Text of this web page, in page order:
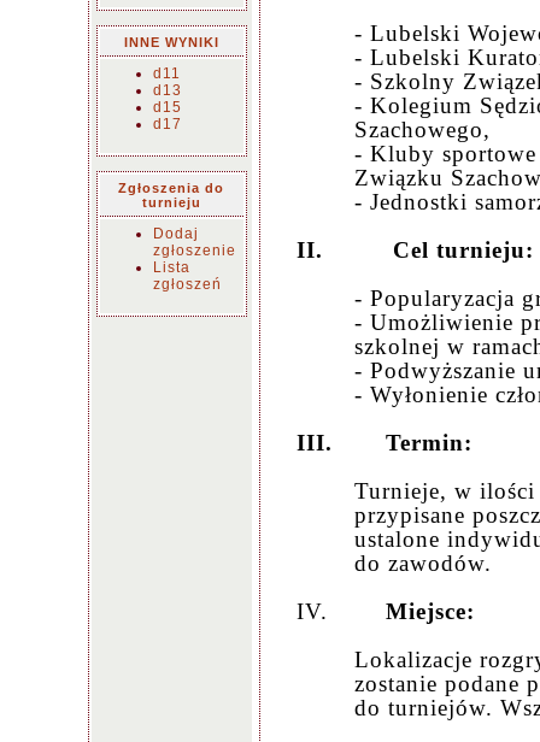
INNE WYNIKI
d11
d13
d15
d17
Zgłoszenia do
turnieju
Dodaj
zgłoszenie
Lista
zgłoszeń
- Lubelski
- Lubelski
- Szkolny
- Kolegium
Szachowego,
- Kluby sportowe
Związku
- Jednostki
II.
Cel turnieju:
- Popularyzacja
- Umożliwienie
szkolnej w
- Podwyższanie
- Wyłonienie
III.
Termin:
Turnieje, w ilości
przypisane
ustalone
do zawodów.
IV.
Miejsce:
Lokalizacje
zostanie podane
do turniejów.